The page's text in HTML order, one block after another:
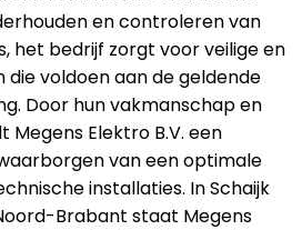
en controleren van
het bedrijf zorgt voor veilige en
voldoen aan de geldende
Door hun vakmanschap en
Megens Elektro B.V. een
van een optimale
installaties. In Schaijk
Brabant staat Megens